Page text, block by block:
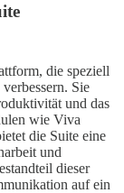
die speziell
Sie
und das
wie Viva
die Suite eine
und
dieser
auf ein